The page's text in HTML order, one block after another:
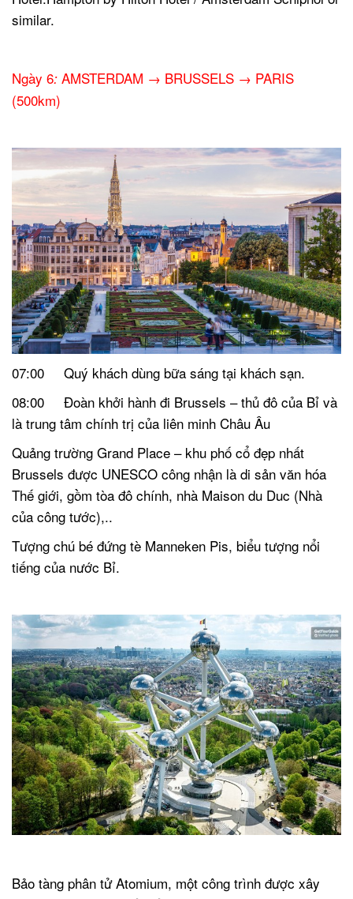
similar.
Ngày 6: AMSTERDAM → BRUSSELS → PARIS
(500km)
07:00 Quý khách dùng bữa sáng tại khách sạn.
08:00 Đoàn khởi hành đi Brussels – thủ đô của Bỉ và
là trung tâm chính trị của liên minh Châu Âu
Quảng trường Grand Place – khu phố cổ đẹp nhất
Brussels được UNESCO công nhận là di sản văn hóa
Thế giới, gồm tòa đô chính, nhà Maison du Duc (Nhà
của công tước),..
Tượng chú bé đứng tè Manneken Pis, biểu tượng nổi
tiếng của nước Bỉ.
Bảo tàng phân tử Atomium, một công trình được xây